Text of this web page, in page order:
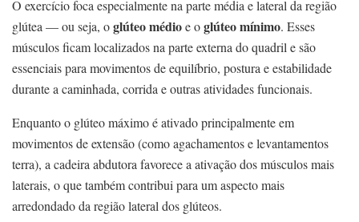
O exercício foca especialmente na parte média e lateral da região
glútea — ou seja, oglúteo médioe oglúteo mínimo. Esses
músculos ficam localizados na parte externa do quadril e são
essenciais para movimentos de equilíbrio, postura e estabilidade
durante a caminhada, corrida e outras atividades funcionais.
Enquanto o glúteo máximo é ativado principalmente em
movimentos de extensão (como agachamentos e levantamentos
terra), a cadeira abdutora favorece a ativação dos músculos mais
laterais, o que também contribui para um aspecto mais
arredondado da região lateral dos glúteos.